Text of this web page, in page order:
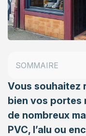
Vous souhaitez
bien vos portes
de nombreux
PVC, l’alu ou
SOMMAIRE
Un matériau
consommation